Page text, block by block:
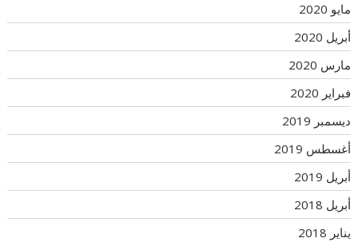
مايو 2020
أبريل 2020
مارس 2020
فبراير 2020
ديسمبر 2019
أغسطس 2019
أبريل 2019
أبريل 2018
يناير 2018